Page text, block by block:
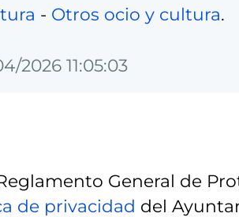
- Otros ocio y cultura.
2026 11:05:03
General de
de privacidad del